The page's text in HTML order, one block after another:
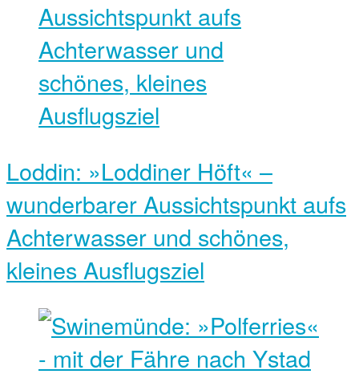
Loddin: »Loddiner Höft« –
wunderbarer Aussichtspunkt aufs
Achterwasser und schönes,
kleines Ausflugsziel